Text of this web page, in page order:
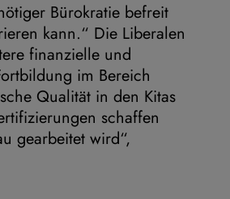
Bürokratie befreit
kann.“ Die Liberalen
finanzielle und
im Bereich
Qualität in den Kitas
schaffen
gearbeitet wird“,